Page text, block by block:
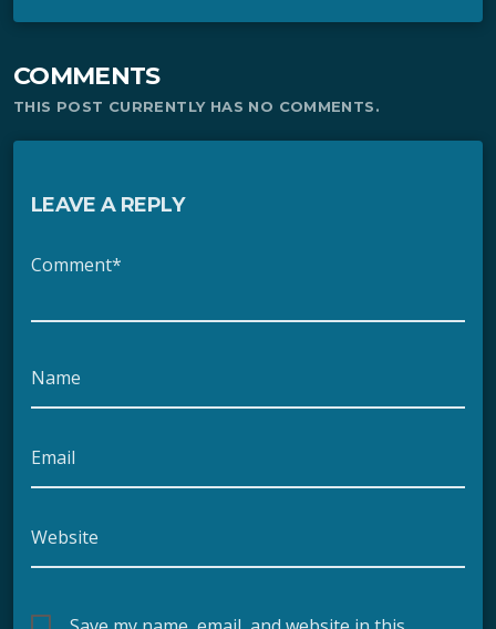
COMMENTS
THIS POST CURRENTLY HAS NO COMMENTS.
LEAVE A REPLY
Comment*
Name
Email
Website